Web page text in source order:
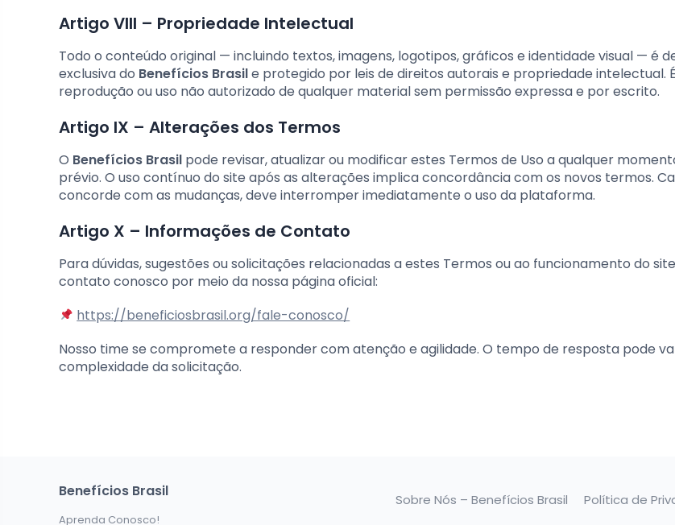
Artigo VIII – Propriedade Intelectual
Todo o conteúdo original — incluindo textos, imagens, logotipos, gráficos e identidade visual — é
exclusiva do Benefícios Brasile protegido por leis de direitos autorais e propriedade intelectual.
reprodução ou uso não autorizado de qualquer material sem permissão expressa e por escrito.
Artigo IX – Alterações dos Termos
O Benefícios Brasil pode revisar, atualizar ou modificar estes Termos de Uso a qualquer
prévio. O uso contínuo do site após as alterações implica concordância com os novos termos.
concorde com as mudanças, deve interromper imediatamente o uso da plataforma.
Artigo X – Informações de Contato
Para dúvidas, sugestões ou solicitações relacionadas a estes Termos ou ao funcionamento do
contato conosco por meio da nossa página oficial:
https://beneficiosbrasil.org/fale-conosco/
Nosso time se compromete a responder com atenção e agilidade. O tempo de resposta pode
complexidade da solicitação.
Benefícios Brasil
Aprenda Conosco!
Sobre Nós – Benefícios Brasil Política de